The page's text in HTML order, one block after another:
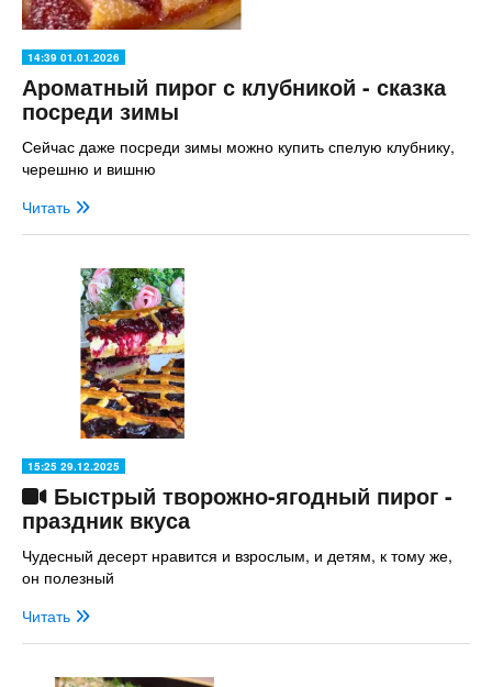
14:39 01.01.2026
Ароматный пирог с клубникой - сказка
посреди зимы
Сейчас даже посреди зимы можно купить спелую клубнику,
черешню и вишню
Читать
15:25 29.12.2025
Быстрый творожно-ягодный пирог -
праздник вкуса
Чудесный десерт нравится и взрослым, и детям, к тому же,
он полезный
Читать